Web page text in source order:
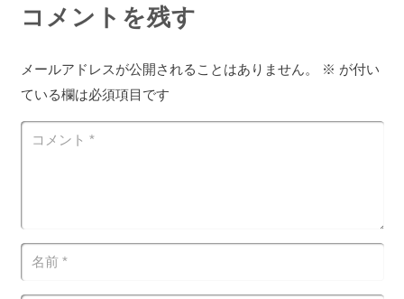
コメントを残す
メールアドレスが公開されることはありません。 ※ が付い
ている欄は必須項目です